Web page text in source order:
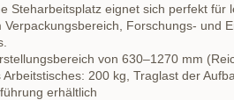
Steharbeitsplatz eignet sich perfekt für
Verpackungsbereich, Forschungs- und
von 630–1270 mm
200 kg, Traglast der
erhältlich